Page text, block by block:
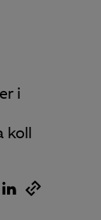
i
koll